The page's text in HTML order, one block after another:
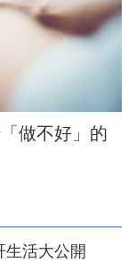
做不好」的
生活大公開